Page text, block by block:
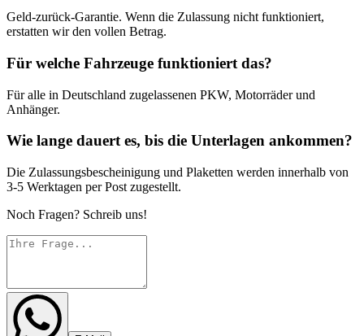
Geld-zurück-Garantie. Wenn die Zulassung nicht funktioniert,
erstatten wir den vollen Betrag.
Für welche Fahrzeuge funktioniert das?
Für alle in Deutschland zugelassenen PKW, Motorräder und
Anhänger.
Wie lange dauert es, bis die Unterlagen ankommen?
Die Zulassungsbescheinigung und Plaketten werden innerhalb von
3-5 Werktagen per Post zugestellt.
Noch Fragen? Schreib uns!